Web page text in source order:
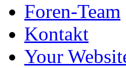
Foren-Team
Kontakt
Your